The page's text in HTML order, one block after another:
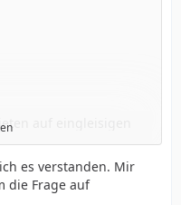
auf eingleisigen
Auf zweigleisigen
befahren
mit
anzubieten und
es verstanden. Mir
die Frage auf